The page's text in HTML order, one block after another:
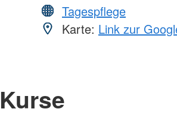
Tagespflege
Karte: Link zur
Kurse